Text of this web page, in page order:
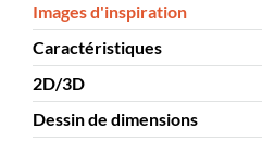
Images d'inspiration
Caractéristiques
Largeur
Profondeur
505 mm
2D/3D
2D/3D
Dessin de dimensions